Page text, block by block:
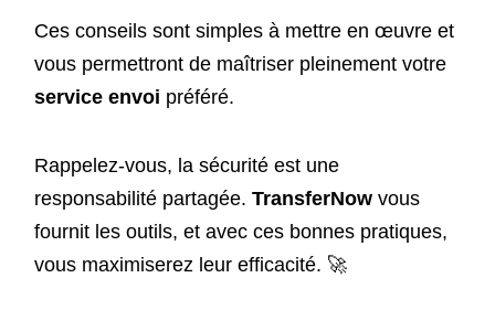
Ces conseils sont simples à mettre en œuvre et
vous permettront de maîtriser pleinement votre
service envoi préféré.
Rappelez-vous, la sécurité est une
responsabilité partagée. TransferNowvous
fournit les outils, et avec ces bonnes pratiques,
vous maximiserez leur efficacité. 🚀